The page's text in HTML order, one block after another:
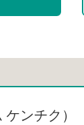
ンチク）